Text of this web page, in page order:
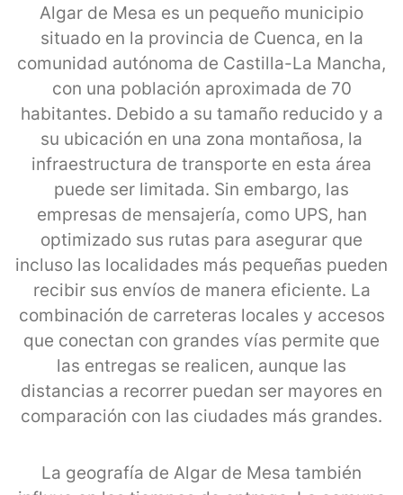
Algar de Mesa es un pequeño municipio
situado en la provincia de Cuenca, en la
comunidad autónoma de Castilla-La Mancha,
con una población aproximada de 70
habitantes. Debido a su tamaño reducido y a
su ubicación en una zona montañosa, la
infraestructura de transporte en esta área
puede ser limitada. Sin embargo, las
empresas de mensajería, como UPS, han
optimizado sus rutas para asegurar que
incluso las localidades más pequeñas pueden
recibir sus envíos de manera eficiente. La
combinación de carreteras locales y accesos
que conectan con grandes vías permite que
las entregas se realicen, aunque las
distancias a recorrer puedan ser mayores en
comparación con las ciudades más grandes.
La geografía de Algar de Mesa también